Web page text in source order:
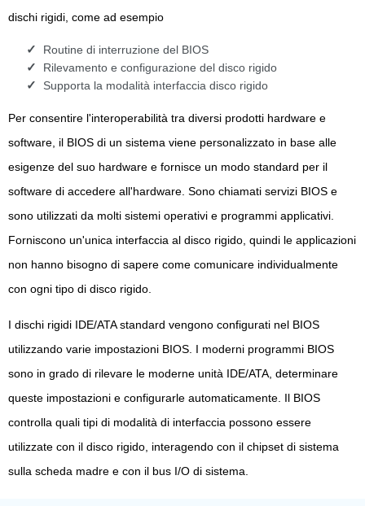
dischi rigidi, come ad esempio
Routine di interruzione del BIOS
Rilevamento e configurazione del disco rigido
Supporta la modalità interfaccia disco rigido
Per consentire l'interoperabilità tra diversi prodotti hardware e
software, il BIOS di un sistema viene personalizzato in base alle
esigenze del suo hardware e fornisce un modo standard per il
software di accedere all'hardware. Sono chiamati servizi BIOS e
sono utilizzati da molti sistemi operativi e programmi applicativi.
Forniscono un'unica interfaccia al disco rigido, quindi le applicazioni
non hanno bisogno di sapere come comunicare individualmente
con ogni tipo di disco rigido.
I dischi rigidi IDE/ATA standard vengono configurati nel BIOS
utilizzando varie impostazioni BIOS. I moderni programmi BIOS
sono in grado di rilevare le moderne unità IDE/ATA, determinare
queste impostazioni e configurarle automaticamente. Il BIOS
controlla quali tipi di modalità di interfaccia possono essere
utilizzate con il disco rigido, interagendo con il chipset di sistema
sulla scheda madre e con il bus I/O di sistema.